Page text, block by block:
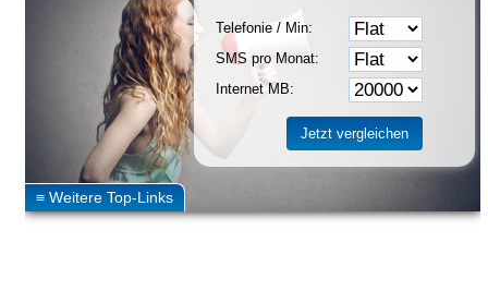
Telefonie / Min:
SMS pro Monat:
Internet MB: